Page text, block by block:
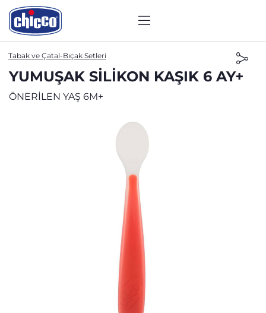
Tabak ve Çatal-Bıçak Setleri
YUMUŞAK SILIKON KAŞIK 6 AY+
ÖNERİLEN YAŞ 6M+